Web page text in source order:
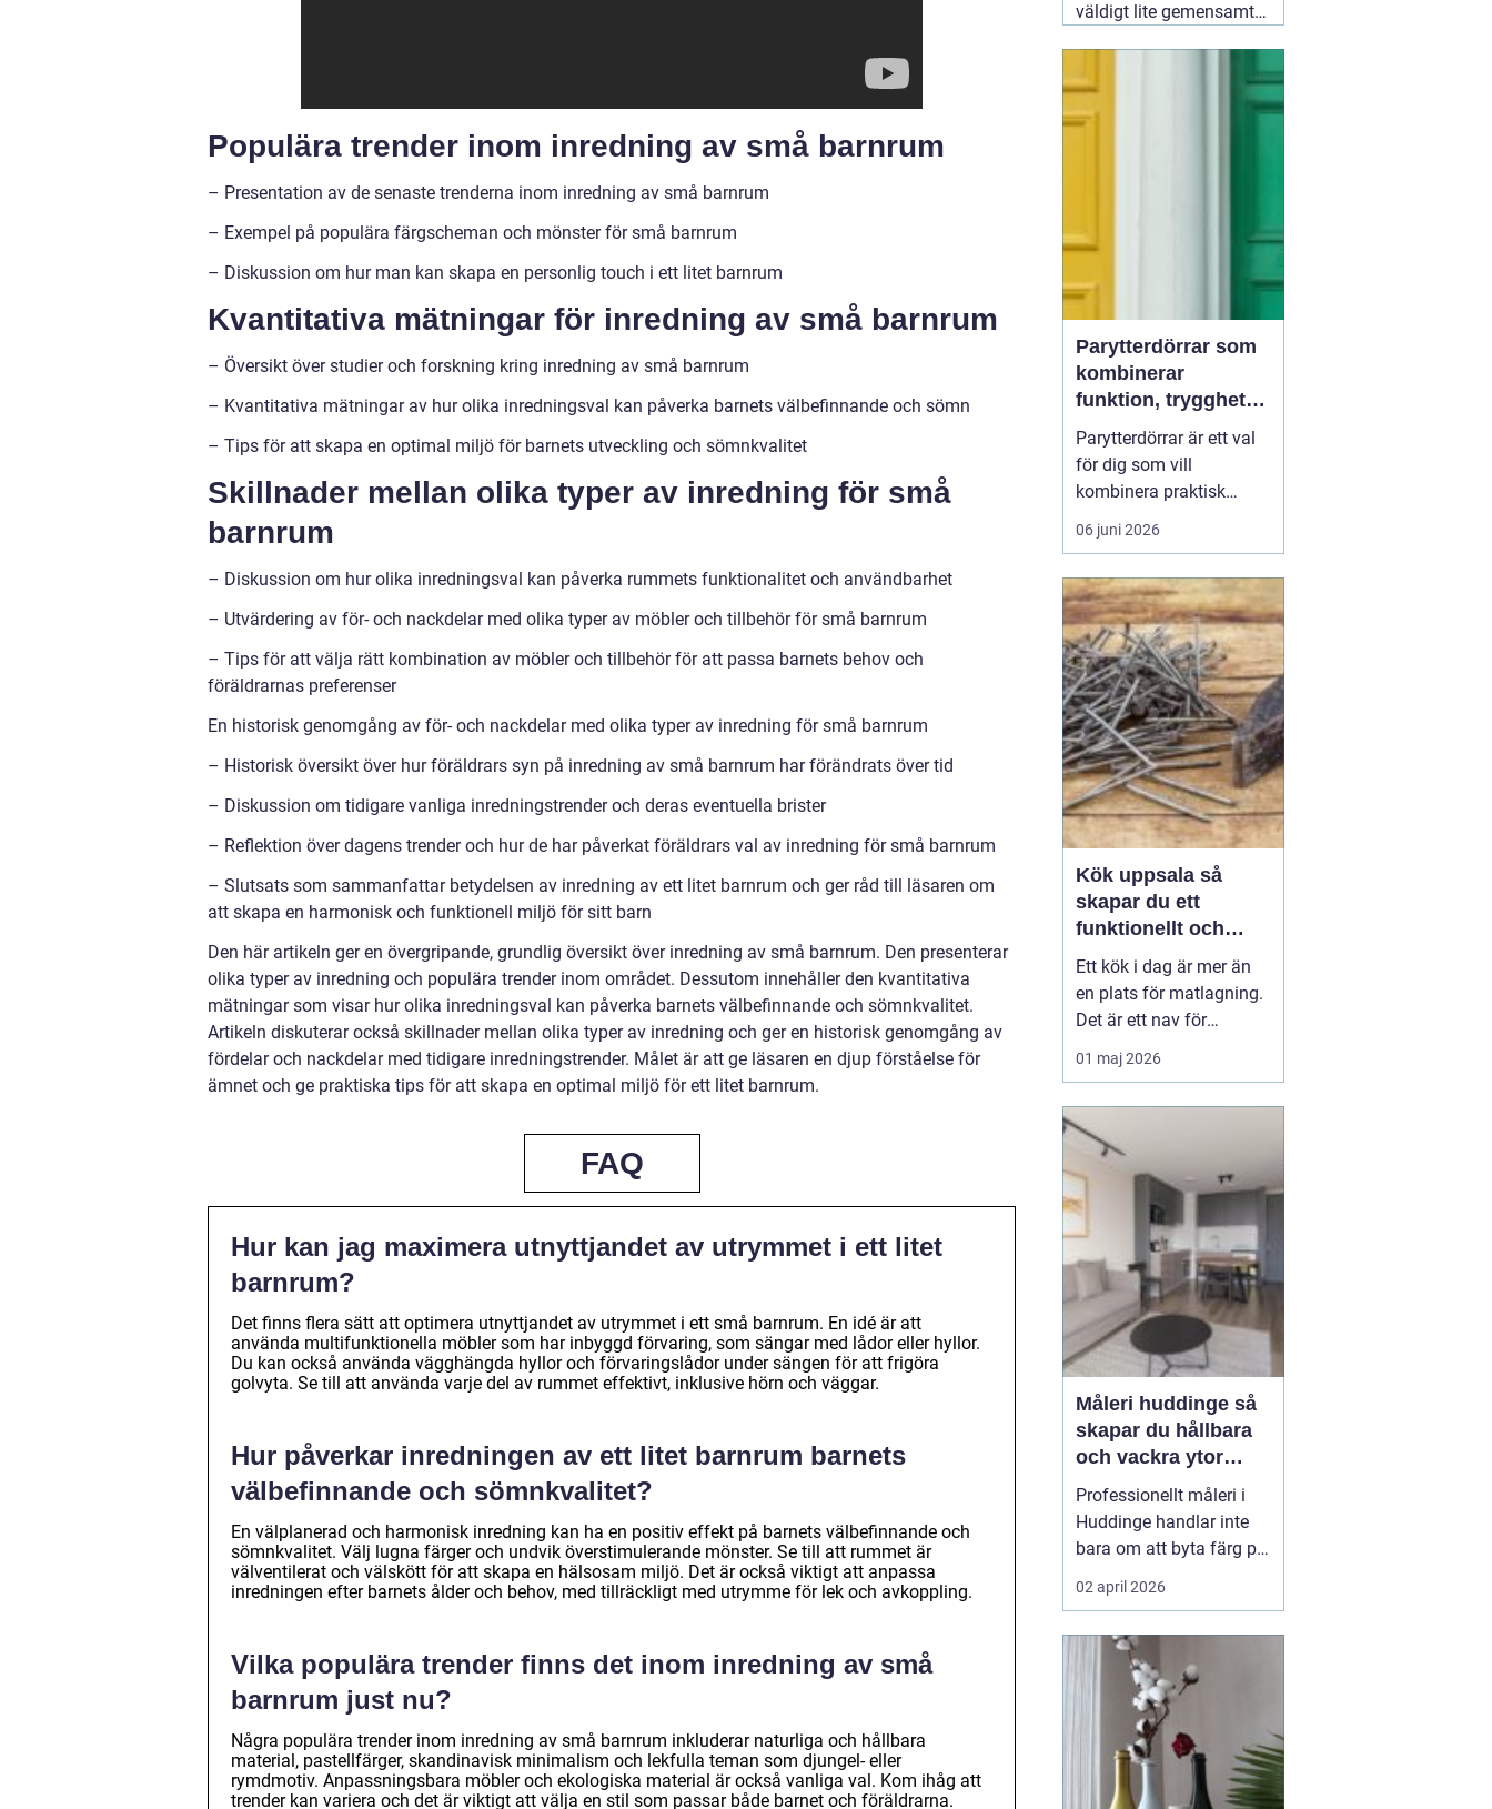
Populära trender inom inredning av små barnrum
– Presentation av de senaste trenderna inom inredning av små barnrum
– Exempel på populära färgscheman och mönster för små barnrum
– Diskussion om hur man kan skapa en personlig touch i ett litet barnrum
Kvantitativa mätningar för inredning av små barnrum
– Översikt över studier och forskning kring inredning av små barnrum
– Kvantitativa mätningar av hur olika inredningsval kan påverka barnets välbefinnande och sömn
– Tips för att skapa en optimal miljö för barnets utveckling och sömnkvalitet
Skillnader mellan olika typer av inredning för små
barnrum
– Diskussion om hur olika inredningsval kan påverka rummets funktionalitet och användbarhet
– Utvärdering av för- och nackdelar med olika typer av möbler och tillbehör för små barnrum
– Tips för att välja rätt kombination av möbler och tillbehör för att passa barnets behov och
föräldrarnas preferenser
En historisk genomgång av för- och nackdelar med olika typer av inredning för små barnrum
– Historisk översikt över hur föräldrars syn på inredning av små barnrum har förändrats över tid
– Diskussion om tidigare vanliga inredningstrender och deras eventuella brister
– Reflektion över dagens trender och hur de har påverkat föräldrars val av inredning för små barnrum
– Slutsats som sammanfattar betydelsen av inredning av ett litet barnrum och ger råd till läsaren om
att skapa en harmonisk och funktionell miljö för sitt barn
Den här artikeln ger en övergripande, grundlig översikt över inredning av små barnrum. Den presenterar
olika typer av inredning och populära trender inom området. Dessutom innehåller den kvantitativa
mätningar som visar hur olika inredningsval kan påverka barnets välbefinnande och sömnkvalitet.
Artikeln diskuterar också skillnader mellan olika typer av inredning och ger en historisk genomgång av
fördelar och nackdelar med tidigare inredningstrender. Målet är att ge läsaren en djup förståelse för
ämnet och ge praktiska tips för att skapa en optimal miljö för ett litet barnrum.
FAQ
Hur kan jag maximera utnyttjandet av utrymmet i ett litet
barnrum?
Det finns flera sätt att optimera utnyttjandet av utrymmet i ett små barnrum. En idé är att
använda multifunktionella möbler som har inbyggd förvaring, som sängar med lådor eller hyllor.
Du kan också använda vägghängda hyllor och förvaringslådor under sängen för att frigöra
golvyta. Se till att använda varje del av rummet effektivt, inklusive hörn och väggar.
Hur påverkar inredningen av ett litet barnrum barnets
välbefinnande och sömnkvalitet?
En välplanerad och harmonisk inredning kan ha en positiv effekt på barnets välbefinnande och
sömnkvalitet. Välj lugna färger och undvik överstimulerande mönster. Se till att rummet är
välventilerat och välskött för att skapa en hälsosam miljö. Det är också viktigt att anpassa
inredningen efter barnets ålder och behov, med tillräckligt med utrymme för lek och avkoppling.
Vilka populära trender finns det inom inredning av små
barnrum just nu?
Några populära trender inom inredning av små barnrum inkluderar naturliga och hållbara
material, pastellfärger, skandinavisk minimalism och lekfulla teman som djungel- eller
rymdmotiv. Anpassningsbara möbler och ekologiska material är också vanliga val. Kom ihåg att
trender kan variera och det är viktigt att välja en stil som passar både barnet och föräldrarna.
väldigt lite gemensamt
från 70- och 80-talet.
Dagens textilgolv är
2026
Parytterdörrar som
kombinerar
funktion, trygghet
och stil
Parytterdörrar är ett val
för dig som vill
kombinera praktisk
vardagsfunktion med en
välkomnande känsla
för huset. Parytterdörrar
ger en generös öppning,
släpper in mycket ljus
och förstärker husets
karaktär samtidigt som
de ...
06 juni 2026
Kök uppsala så
skapar du ett
funktionellt och
personligt kök
Ett kök i dag är mer än
en plats för matlagning.
Det är ett nav för
vardagen, en
samlingspunkt för familj
hemmets viktigaste rum.
När en bostadsägare
planerar kök Uppsala
handlar det därför både
om funktion, känsla och
långsiktigt...
01 maj 2026
Måleri huddinge så
skapar du hållbara
och vackra ytor
hemma
Professionellt måleri i
Huddinge handlar inte
bara om att byta färg på
en vägg. Rätt utfört
arbete skyddar huset
höjer värdet på bostaden
och gör vardagen
trevligare. Genom att
planera projektet
noggrant, välja rätt
färgtyper oc...
02 april 2026